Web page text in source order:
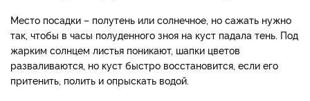
Место посадки – полутень или солнечное, но сажать нужно
так, чтобы в часы полуденного зноя на куст падала тень. Под
жарким солнцем листья поникают, шапки цветов
разваливаются, но куст быстро восстановится, если его
притенить, полить и опрыскать водой.